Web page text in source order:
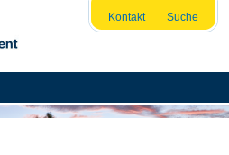
Kontakt Suche